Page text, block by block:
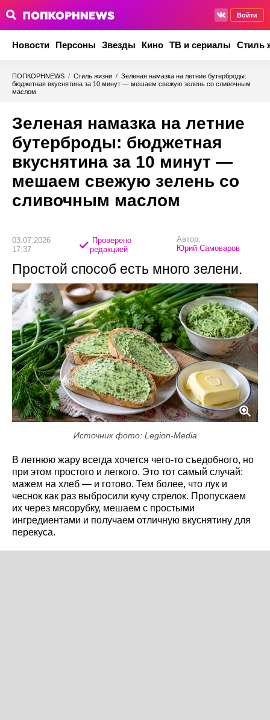
Войти
Новости Персоны Звезды Кино ТВ и сериалы Стиль
ПОПКОРНNEWS / Стиль жизни / Зеленая намазка на летние бутерброды:
бюджетная вкуснятина за 10 минут — мешаем свежую зелень со сливочным
маслом
Зеленая намазка на летние
бутерброды: бюджетная
вкуснятина за 10 минут —
мешаем свежую зелень со
сливочным маслом
03.07.2026
17:37
Проверено
редакцией
Автор:
Юрий Самоваров
Простой способ есть много зелени.
Источник фото: Legion-Media
В летнюю жару всегда хочется чего-то съедобного, но
при этом простого и легкого. Это тот самый случай:
мажем на хлеб — и готово. Тем более, что лук и
чеснок как раз выбросили кучу стрелок. Пропускаем
их через мясорубку, мешаем с простыми
ингредиентами и получаем отличную вкуснятину для
перекуса.